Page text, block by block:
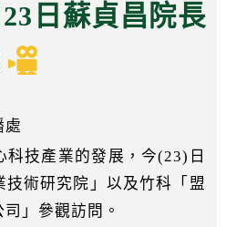
日蘇貞昌院長
處
科技產業的發展，今(23)日
技術研究院」以及竹科「盟
」參觀訪問。